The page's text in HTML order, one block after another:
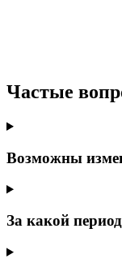
Частые
Возможны
За какой